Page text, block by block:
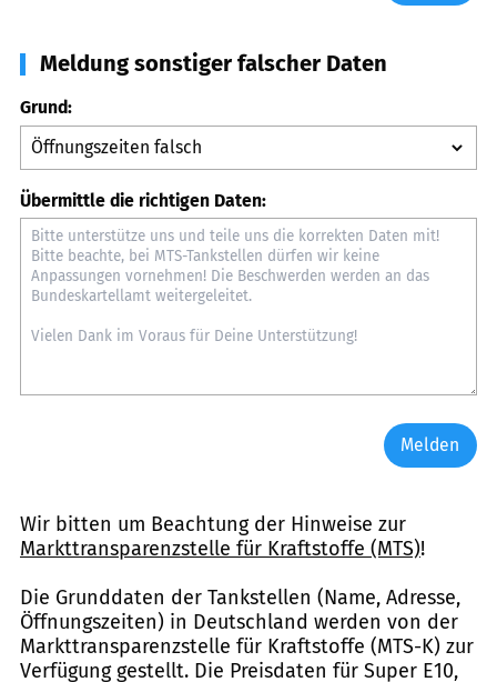
Meldung sonstiger falscher Daten
Grund:
Übermittle die richtigen Daten:
Melden
Wir bitten um Beachtung der Hinweise zur
Markttransparenzstelle für Kraftstoffe (MTS)!
Die Grunddaten der Tankstellen (Name, Adresse,
Öffnungszeiten) in Deutschland werden von der
Markttransparenzstelle für Kraftstoffe (MTS-K) zur
Verfügung gestellt. Die Preisdaten für Super E10,